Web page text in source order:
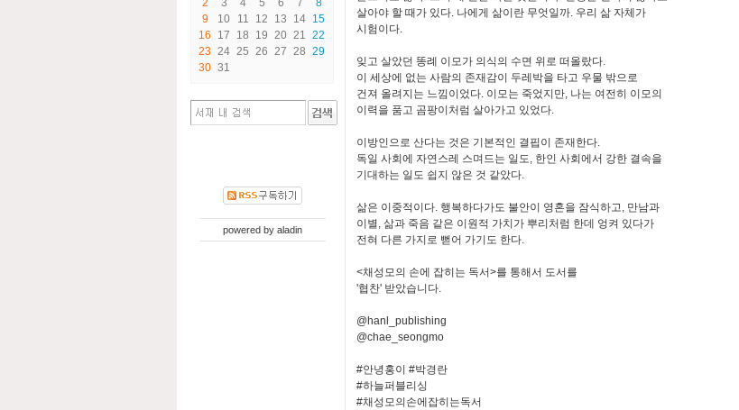
2
3 4 5 6 7
8
9
10 11 12 13 14 15
16
17 18 19 20 21 22
23 24 25 26 27 28 29
30 31
powered by aladin
살아야 할 때가 있다. 나에게 삶이란 무엇일까. 우리 삶 자체가
시험이다.
잊고 살았던 똥례 이모가 의식의 수면 위로 떠올랐다.
이 세상에 없는 사람의 존재감이 두레박을 타고 우물 밖으로
건져 올려지는 느낌이었다. 이모는 죽었지만, 나는 여전히 이모의
이력을 품고 곰팡이처럼 살아가고 있었다.
이방인으로 산다는 것은 기본적인 결핍이 존재한다.
독일 사회에 자연스레 스며드는 일도, 한인 사회에서 강한 결속을
기대하는 일도 쉽지 않은 것 같았다.
삶은 이중적이다. 행복하다가도 불안이 영혼을 잠식하고, 만남과
이별, 삶과 죽음 같은 이원적 가치가 뿌리처럼 한데 엉켜 있다가
전혀 다른 가지로 뻗어 가기도 한다.
<채성모의 손에 잡히는 독서>를 통해서 도서를
'협찬' 받았습니다.
@hanl_publishing
@chae_seongmo
#안녕홍이 #박경란
#하늘퍼블리싱
#채성모의손에잡히는독서